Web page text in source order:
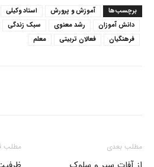
برچسب‌ها آموزش و پرورش استاد وکیلی
دانش آموزان
رشد معنوی سبک زندگی
فرهنگیان
فعالان تربیتی معلم
مطلب مطلب بعدی